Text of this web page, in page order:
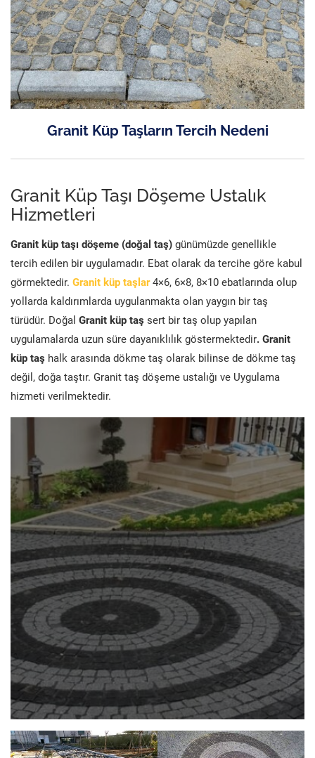
Granit Küp Taşların Tercih Nedeni
Granit Küp Taşı Döşeme Ustalık
Hizmetleri
Granit küp taşı döşeme (doğal taş) günümüzde genellikle
tercih edilen bir uygulamadır. Ebat olarak da tercihe göre kabul
görmektedir. Granit küp taşlar 4×6, 6×8, 8×10 ebatlarında olup
yollarda kaldırımlarda uygulanmakta olan yaygın bir taş
türüdür. Doğal Granit küp taş sert bir taş olup yapılan
uygulamalarda uzun süre dayanıklılık göstermektedir. Granit
küp taş halk arasında dökme taş olarak bilinse de dökme taş
değil, doğa taştır. Granit taş döşeme ustalığı ve Uygulama
hizmeti verilmektedir.